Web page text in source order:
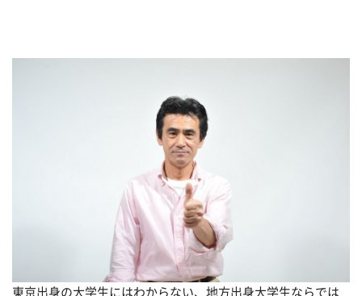
東京出身の大学生にはわからない、地方出身大学生ならでは